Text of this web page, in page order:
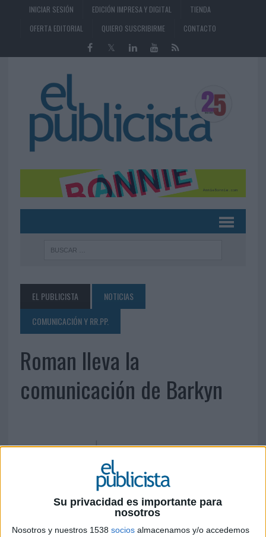
Su privacidad es importante para
nosotros
Nosotros y nuestros 1538 socios almacenamos y/o accedemos
INICIAR SESIÓN EDICIÓN IMPRESA Y DIGITAL
TIENDA
OFERTA EDITORIAL
QUIERO SUSCRIBIRME CONTACTO
EL PUBLICISTA
NOTICIAS
COMUNICACIÓN Y RR.PP.
Roman lleva la
comunicación de Barkyn